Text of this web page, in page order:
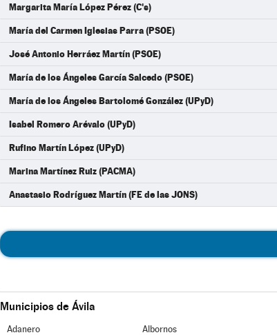
Margarita María López Pérez (C's)
María del Carmen Iglesias Parra (PSOE)
José Antonio Herráez Martín (PSOE)
María de los Ángeles García Salcedo (PSOE)
María de los Ángeles Bartolomé González (UPyD)
Isabel Romero Arévalo (UPyD)
Rufino Martín López (UPyD)
Marina Martínez Ruiz (PACMA)
Anastasio Rodríguez Martín (FE de las JONS)
Municipios de Ávila
Adanero Albornos